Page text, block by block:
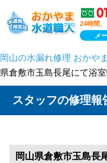
24時間
メ
岡山の水漏れ修理 おかや
県倉敷市玉島長尾にて浴
スタッフの修理報
岡山県倉敷市玉島長